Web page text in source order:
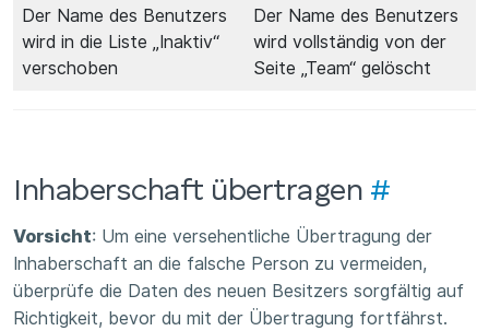
Der Name des Benutzers
wird in die Liste „Inaktiv“
verschoben
Der Name des Benutzers
wird vollständig von der
Seite „Team“ gelöscht
Inhaberschaft übertragen #
Vorsicht: Um eine versehentliche Übertragung der
Inhaberschaft an die falsche Person zu vermeiden,
überprüfe die Daten des neuen Besitzers sorgfältig auf
Richtigkeit, bevor du mit der Übertragung fortfährst.